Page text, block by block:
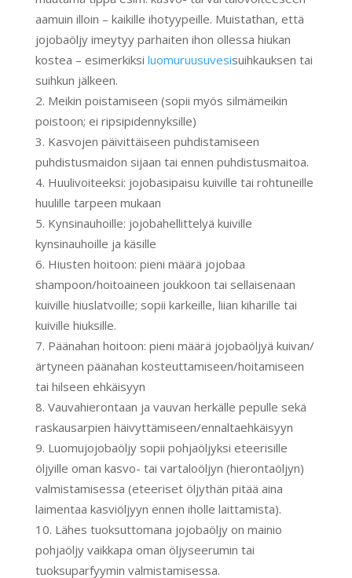
aamuin illoin – kaikille ihotyypeille. Muistathan, että
jojobaöljy imeytyy parhaiten ihon ollessa hiukan
kostea – esimerkiksi luomuruusuvesisuihkauksen tai
suihkun jälkeen.
Meikin poistamiseen (sopii myös silmämeikin
poistoon; ei ripsipidennyksille)
Kasvojen päivittäiseen puhdistamiseen
puhdistusmaidon sijaan tai ennen puhdistusmaitoa.
Huulivoiteeksi: jojobasipaisu kuiville tai rohtuneille
huulille tarpeen mukaan
Kynsinauhoille: jojobahellittelyä kuiville
kynsinauhoille ja käsille
Hiusten hoitoon: pieni määrä jojobaa
shampoon/hoitoaineen joukkoon tai sellaisenaan
kuiville hiuslatvoille; sopii karkeille, liian kiharille tai
kuiville hiuksille.
Päänahan hoitoon: pieni määrä jojobaöljyä kuivan/
ärtyneen päänahan kosteuttamiseen/hoitamiseen
tai hilseen ehkäisyyn
Vauvahierontaan ja vauvan herkälle pepulle sekä
raskausarpien häivyttämiseen/ennaltaehkäisyyn
Luomujojobaöljy sopii pohjaöljyksi eteerisille
öljyille oman kasvo- tai vartaloöljyn (hierontaöljyn)
valmistamisessa (eteeriset öljythän pitää aina
laimentaa kasviöljyyn ennen iholle laittamista).
Lähes tuoksuttomana jojobaöljy on mainio
pohjaöljy vaikkapa oman öljyseerumin tai
tuoksuparfyymin valmistamisessa.